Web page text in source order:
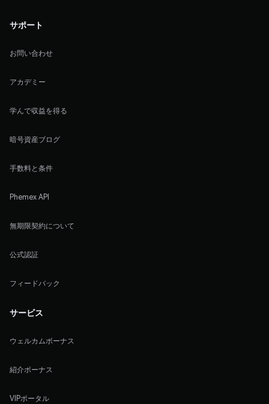
サポート
お問い合わせ
アカデミー
学んで収益を得る
暗号資産ブログ
手数料と条件
Phemex API
無期限契約について
公式認証
フィードバック
サービス
ウェルカムボーナス
紹介ボーナス
VIPポータル